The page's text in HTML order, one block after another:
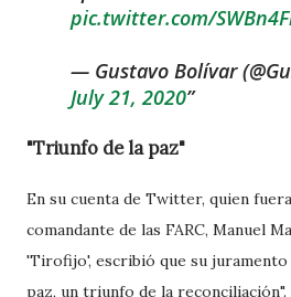
pic.twitter.com/
— Gustavo Bolívar
July 21, 2020
"Triunfo de la paz"
En su cuenta de Twitter, quien
comandante de las FARC, Manuel
'Tirofijo', escribió que su
paz, un triunfo de la reconciliación".